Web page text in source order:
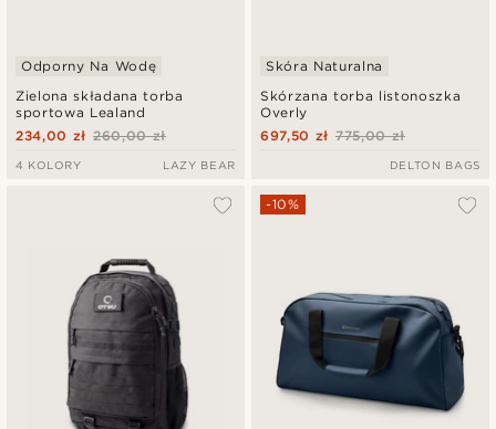
Zielona składana torba
sportowa Lealand
Odporny Na Wodę
260,00 zł
234,00 zł
4 KOLORY LAZY BEAR
Skórzana torba listonoszka
Overly
Skóra Naturalna
775,00 zł
697,50 zł
DELTON BAGS
-10%